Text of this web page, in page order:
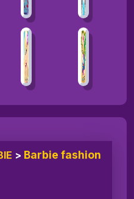
> Barbie fashion